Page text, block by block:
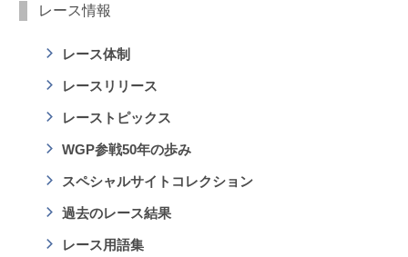
レース情報
レース体制
レースリリース
レーストピックス
WGP参戦50年の歩み
スペシャルサイトコレクション
過去のレース結果
レース用語集